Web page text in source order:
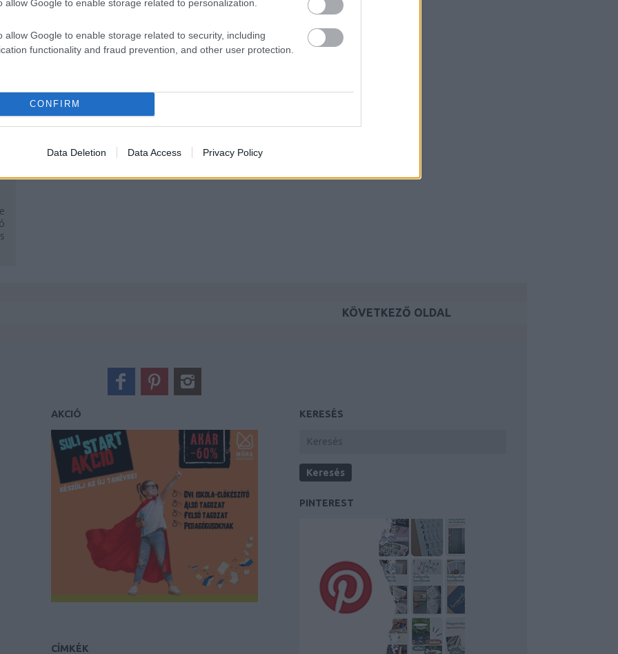
allow Google to enable storage related to personalization.
allow Google to enable storage related to security, including
functionality and fraud prevention, and other user protection.
CONFIRM
Data Deletion Data Access Privacy Policy
KÖVETKEZŐ OLDAL
AKCIÓ
CÍMKÉK
KERESÉS
PINTEREST